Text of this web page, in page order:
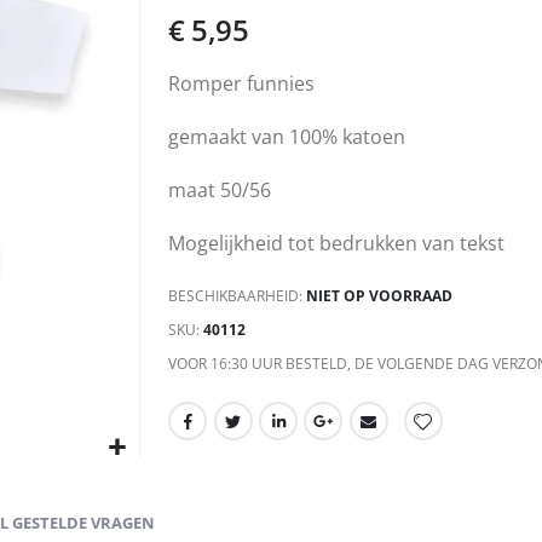
€ 5,95
Romper funnies
gemaakt van 100% katoen
maat 50/56
Mogelijkheid tot bedrukken van tekst
BESCHIKBAARHEID: NIET OP VOORRAAD
SKU 40112
VOOR 16:30 UUR BESTELD, DE VOLGENDE DAG
GESTELDE VRAGEN